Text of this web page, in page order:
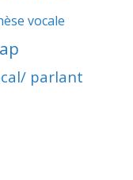
vocale
parlant